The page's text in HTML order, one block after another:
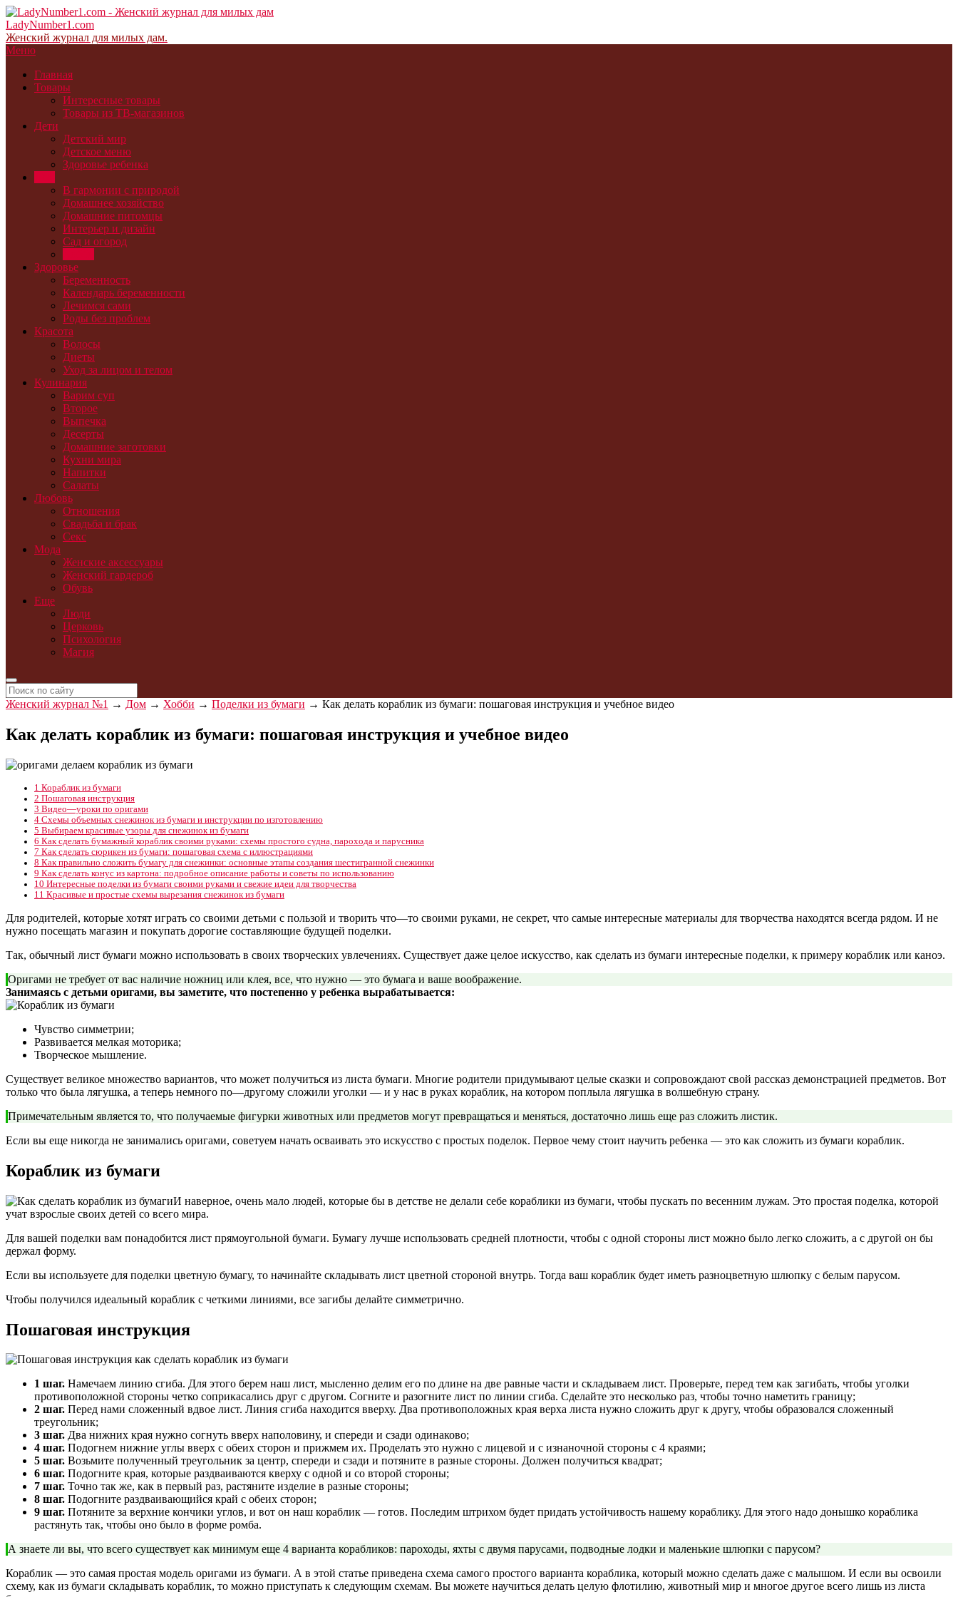
LadyNumber1.com
Женский журнал для милых дам.
Меню
Главная
Товары
Интересные товары
Товары из ТВ-магазинов
Дети
Детский мир
Детское меню
Здоровье ребенка
В гармонии с природой
Домашнее хозяйство
Домашние питомцы
Интерьер и дизайн
Сад и огород
Здоровье
Беременность
Календарь беременности
Лечимся сами
Роды без проблем
Красота
Волосы
Диеты
Уход за лицом и телом
Кулинария
Варим суп
Второе
Выпечка
Десерты
Домашние заготовки
Кухни мира
Напитки
Салаты
Любовь
Отношения
Свадьба и брак
Секс
Мода
Женские аксессуары
Женский гардероб
Обувь
Еще
Люди
Церковь
Психология
Магия
Женский журнал №1 → Дом → Хобби → Поделки из бумаги → Как делать кораблик из бумаги: пошаговая инструкция и учебное видео
Как делать кораблик из бумаги: пошаговая инструкция и учебное видео
1 Кораблик из бумаги
2 Пошаговая инструкция
3 Видео—уроки по оригами
4 Схемы объемных снежинок из бумаги и инструкции по изготовлению
5 Выбираем красивые узоры для снежинок из бумаги
6 Как сделать бумажный кораблик своими руками: схемы простого судна, парохода и парусника
7 Как сделать сюрикен из бумаги: пошаговая схема с иллюстрациями
8 Как правильно сложить бумагу для снежинки: основные этапы создания шестигранной снежинки
9 Как сделать конус из картона: подробное описание работы и советы по использованию
10 Интересные поделки из бумаги своими руками и свежие идеи для творчества
11 Красивые и простые схемы вырезания снежинок из бумаги
Для родителей, которые хотят играть со своими детьми с пользой и творить что—то своими руками, не секрет, что самые интересные материалы для творчества находятся всегда рядом. И не
нужно посещать магазин и покупать дорогие составляющие будущей поделки.
Так, обычный лист бумаги можно использовать в своих творческих увлечениях. Существует даже целое искусство, как сделать из бумаги интересные поделки, к примеру кораблик или каноэ.
Оригами не требует от вас наличие ножниц или клея, все, что нужно — это бумага и ваше воображение.
Занимаясь с детьми оригами, вы заметите, что постепенно у ребенка вырабатывается:
Чувство симметрии;
Развивается мелкая моторика;
Творческое мышление.
Существует великое множество вариантов, что может получиться из листа бумаги. Многие родители придумывают целые сказки и сопровождают свой рассказ демонстрацией предметов. Вот
только что была лягушка, а теперь немного по—другому сложили уголки — и у нас в руках кораблик, на котором поплыла лягушка в волшебную страну.
Примечательным является то, что получаемые фигурки животных или предметов могут превращаться и меняться, достаточно лишь еще раз сложить листик.
Если вы еще никогда не занимались оригами, советуем начать осваивать это искусство с простых поделок. Первое чему стоит научить ребенка — это как сложить из бумаги кораблик.
Кораблик из бумаги
И наверное, очень мало людей, которые бы в детстве не делали себе кораблики из бумаги, чтобы пускать по весенним лужам. Это простая поделка, которой
учат взрослые своих детей со всего мира.
Для вашей поделки вам понадобится лист прямоугольной бумаги. Бумагу лучше использовать средней плотности, чтобы с одной стороны лист можно было легко сложить, а с другой он бы
держал форму.
Если вы используете для поделки цветную бумагу, то начинайте складывать лист цветной стороной внутрь. Тогда ваш кораблик будет иметь разноцветную шлюпку с белым парусом.
Чтобы получился идеальный кораблик с четкими линиями, все загибы делайте симметрично.
Пошаговая инструкция
1 шаг. Намечаем линию сгиба. Для этого берем наш лист, мысленно делим его по длине на две равные части и складываем лист. Проверьте, перед тем как загибать, чтобы уголки
противоположной стороны четко соприкасались друг с другом. Согните и разогните лист по линии сгиба. Сделайте это несколько раз, чтобы точно наметить границу;
2 шаг. Перед нами сложенный вдвое лист. Линия сгиба находится вверху. Два противоположных края верха листа нужно сложить друг к другу, чтобы образовался сложенный
треугольник;
3 шаг. Два нижних края нужно согнуть вверх наполовину, и спереди и сзади одинаково;
4 шаг. Подогнем нижние углы вверх с обеих сторон и прижмем их. Проделать это нужно с лицевой и с изнаночной стороны с 4 краями;
5 шаг. Возьмите полученный треугольник за центр, спереди и сзади и потяните в разные стороны. Должен получиться квадрат;
6 шаг. Подогните края, которые раздваиваются кверху с одной и со второй стороны;
7 шаг. Точно так же, как в первый раз, растяните изделие в разные стороны;
8 шаг. Подогните раздваивающийся край с обеих сторон;
9 шаг. Потяните за верхние кончики углов, и вот он наш кораблик — готов. Последим штрихом будет придать устойчивость нашему кораблику. Для этого надо донышко кораблика
растянуть так, чтобы оно было в форме ромба.
А знаете ли вы, что всего существует как минимум еще 4 варианта корабликов: пароходы, яхты с двумя парусами, подводные лодки и маленькие шлюпки с парусом?
Кораблик — это самая простая модель оригами из бумаги. А в этой статье приведена схема самого простого варианта кораблика, который можно сделать даже с малышом. И если вы освоили
схему, как из бумаги складывать кораблик, то можно приступать к следующим схемам. Вы можете научиться делать целую флотилию, животный мир и многое другое всего лишь из листа